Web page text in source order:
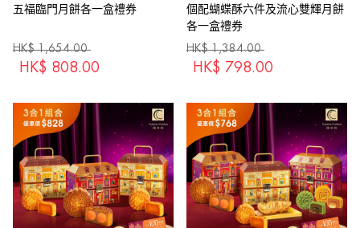
五福臨門月餅各一盒禮券
HK$ 1,654.00
HK$ 808.00
個配蝴蝶酥六件及流心雙輝月餅
各一盒禮券
HK$ 1,384.00
HK$ 798.00